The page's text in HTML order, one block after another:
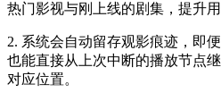
热门影视与刚上线的剧集，提升
2. 系统会自动留存观影痕迹，即
也能直接从上次中断的播放节点
对应位置。